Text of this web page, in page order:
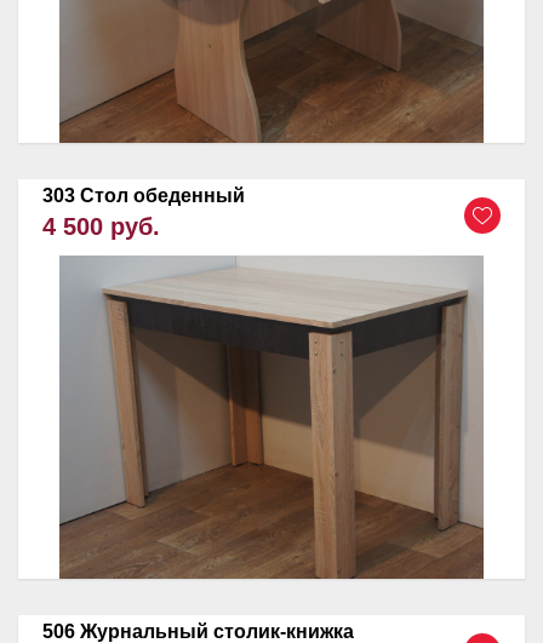
303 Стол обеденный
4 500 руб.
506 Журнальный столик-книжка